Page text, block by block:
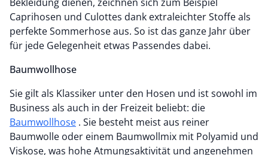
Caprihosen und Culottes dank extraleichter Stoffe als
perfekte Sommerhose aus. So ist das ganze Jahr über
für jede Gelegenheit etwas Passendes dabei.
Baumwollhose
Sie gilt als Klassiker unter den Hosen und ist sowohl im
Business als auch in der Freizeit beliebt: die
Baumwollhose . Sie besteht meist aus reiner
Baumwolle oder einem Baumwollmix mit Polyamid und
Viskose, was hohe Atmungsaktivität und angenehmen